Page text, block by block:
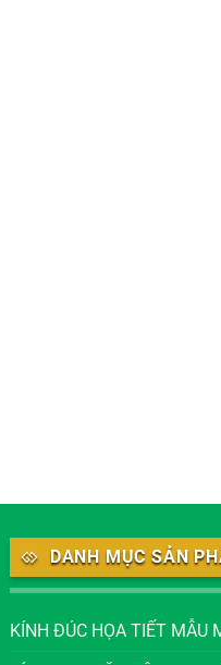
DANH MỤC SẢN
KÍNH ĐÚC HỌA TIẾT MẪU